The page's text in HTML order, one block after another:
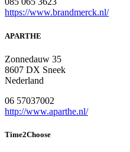
https://www.brandmerck.nl/
APARTHE
Zonnedauw 35
8607 DX Sneek
Nederland
06 57037002
http://www.aparthe.nl/
Time2Choose